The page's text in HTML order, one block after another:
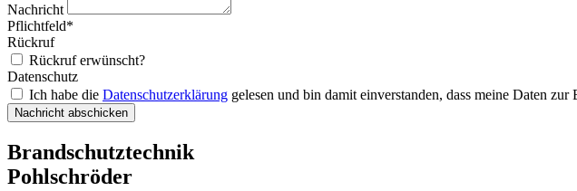
Nachricht
Pflichtfeld*
Rückruf
Rückruf erwünscht?
Datenschutz
Ich habe die Datenschutzerklärung gelesen und bin damit einverstanden, dass meine Daten
Nachricht abschicken
Brandschutztechnik
Pohlschröder